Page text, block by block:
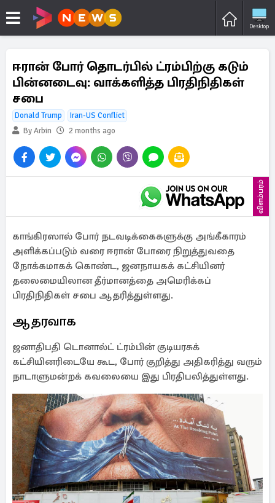
Desktop
ஈரான் போர் தொடர்பில் ட்ரம்பிற்கு கடும்
பின்னடைவு: வாக்களித்த பிரதிநிதிகள்
சபை
Donald Trump
Iran-US Conflict
By Arbin
2 months ago
விளம்பரம்
காங்கிரஸால் போர் நடவடிக்கைகளுக்கு அங்கீகாரம்
அளிக்கப்படும் வரை ஈரான் போரை நிறுத்துவதை
நோக்கமாகக் கொண்ட, ஜனநாயகக் கட்சியினர்
தலைமையிலான தீர்மானத்தை அமெரிக்கப்
பிரதிநிதிகள் சபை ஆதரித்துள்ளது.
ஆதரவாக
ஜனாதிபதி டொனால்ட் ட்ரம்பின் குடியரசுக்
கட்சியினரிடையே கூட, போர் குறித்து அதிகரித்து வரும்
நாடாளுமன்றக் கவலையை இது பிரதிபலித்துள்ளது.